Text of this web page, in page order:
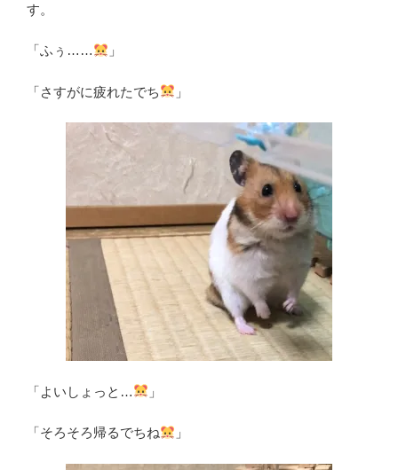
す。
「ふぅ…… 」
「さすがに疲れたでち 」
「よいしょっと… 」
「そろそろ帰るでちね 」